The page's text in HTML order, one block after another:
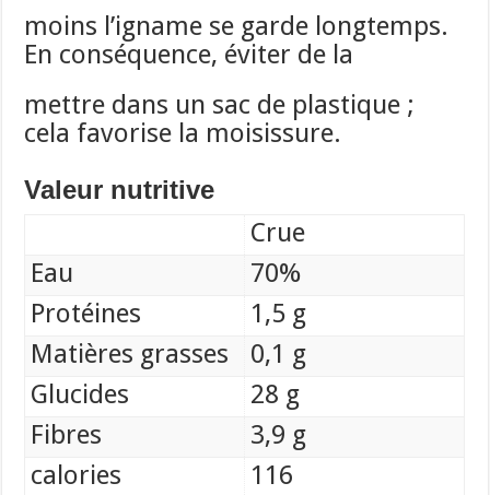
moins l’igname se garde longtemps.
En conséquence, éviter de la
mettre dans un sac de plastique ;
cela favorise la moisissure.
Valeur nutritive
Crue
Eau
70%
Protéines
1,5 g
Matières grasses
0,1 g
Glucides
28 g
Fibres
3,9 g
calories
116